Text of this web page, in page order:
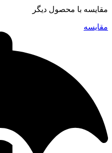
مقایسه با محصول دیگر
مقایسه